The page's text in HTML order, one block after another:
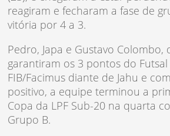
reagiram e fecharam a fase de
vitória por 4 a 3.
Pedro, Japa e Gustavo Colombo,
garantiram os 3 pontos do Futsal
FIB/Facimus diante de Jahu e
positivo, a equipe terminou a
Copa da LPF Sub-20 na quarta
Grupo B.